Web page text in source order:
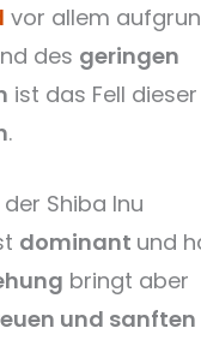
vor allem
des geringen
ist das Fell dieser
.
Shiba Inu
dominant und
bringt aber
und sanften